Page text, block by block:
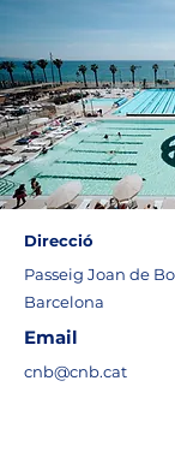
Direcció
Passeig Joan de
Barcelona
Email
cnb@cnb.cat